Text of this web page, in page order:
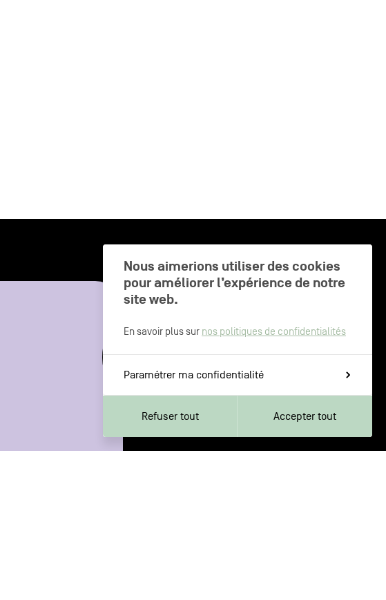
CHARLEROI MÉTROPOLE — 30 COMMUNES —
Nous aimerions utiliser des cookies
pour améliorer l’expérience de notre
site web.
En savoir plus sur nos politiques de confidentialités
Paramétrer ma confidentialité
Refuser tout Accepter tout